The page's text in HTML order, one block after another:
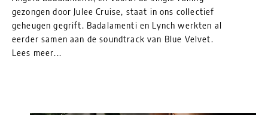
gezongen door Julee Cruise, staat in ons collectief
geheugen gegrift. Badalamenti en Lynch werkten al
eerder samen aan de soundtrack van Blue Velvet.
Lees meer...